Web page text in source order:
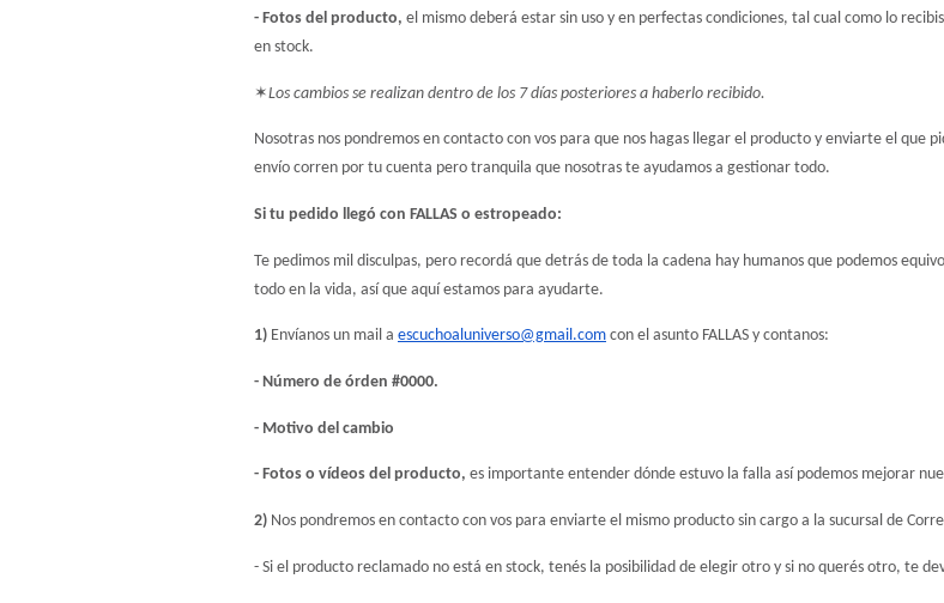
- Fotos del producto, el mismo deberá estar sin uso y en perfectas condiciones, tal cual como lo
en stock.
✶Los cambios se realizan dentro de los 7 días posteriores a haberlo recibido.
Nosotras nos pondremos en contacto con vos para que nos hagas llegar el producto y enviarte el que
envío corren por tu cuenta pero tranquila que nosotras te ayudamos a gestionar todo.
Si tu pedido llegó con FALLAS o estropeado:
Te pedimos mil disculpas, pero recordá que detrás de toda la cadena hay humanos que podemos
todo en la vida, así que aquí estamos para ayudarte.
1) Envíanos un mail a escuchoaluniverso@gmail.com con el asunto FALLAS y contanos:
- Número de órden #0000.
- Motivo del cambio
- Fotos o vídeos del producto, es importante entender dónde estuvo la falla así podemos mejorar
2) Nos pondremos en contacto con vos para enviarte el mismo producto sin cargo a la sucursal de
- Si el producto reclamado no está en stock, tenés la posibilidad de elegir otro y si no querés otro, te